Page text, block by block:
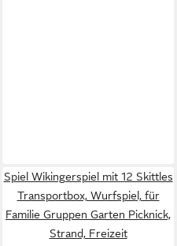
Spiel Wikingerspiel mit 12 Skittles
Transportbox, Wurfspiel, für
Familie Gruppen Garten Picknick,
Strand, Freizeit